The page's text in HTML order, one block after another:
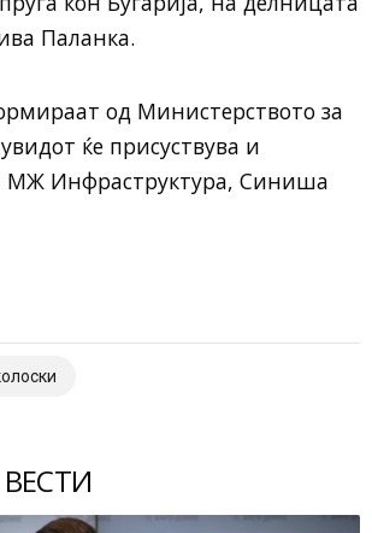
Паланка.
од Министерството за
ќе присуствува и
МЖ Инфраструктура, Синиша
ВЕСТИ